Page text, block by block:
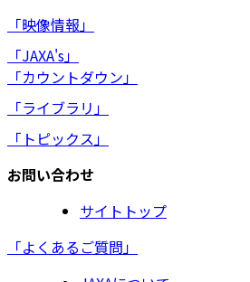
「映像情報」
「JAXA's」
「カウントダウン」
「ライブラリ」
「トピックス」
お問い合わせ
サイトトップ
「よくあるご質問」